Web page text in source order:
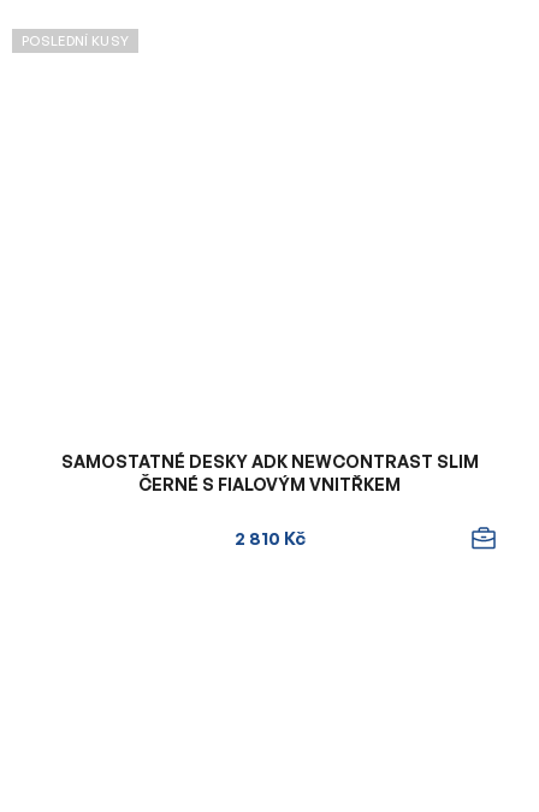
POSLEDNÍ KUSY
SAMOSTATNÉ DESKY ADK NEWCONTRAST SLIM
ČERNÉ S FIALOVÝM VNITŘKEM
2 810 Kč